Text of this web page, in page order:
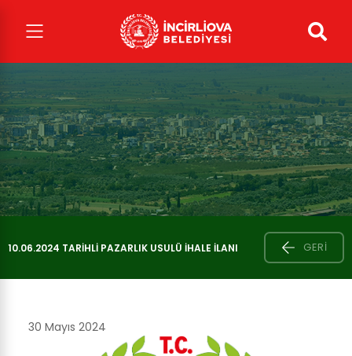
10.06.2024 TARIHLI PAZARLIK USULÜ İHALE İLANI GERI
30 Mayıs 2024